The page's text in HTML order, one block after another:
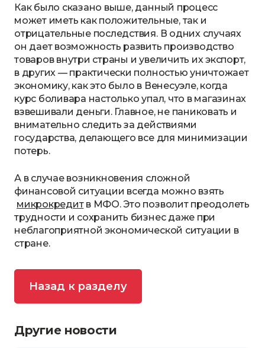
Как было сказано выше, данный процесс
может иметь как положительные, так и
отрицательные последствия. В одних случаях
он дает возможность развить производство
товаров внутри страны и увеличить их экспорт,
в других — практически полностью уничтожает
экономику, как это было в Венесуэле, когда
курс боливара настолько упал, что в магазинах
взвешивали деньги. Главное, не паниковать и
внимательно следить за действиями
государства, делающего все для минимизации
потерь.
А в случае возникновения сложной
финансовой ситуации всегда можно взять
микрокредитв МФО. Это позволит преодолеть
трудности и сохранить бизнес даже при
неблагоприятной экономической ситуации в
стране.
Назад к разделу
Другие новости